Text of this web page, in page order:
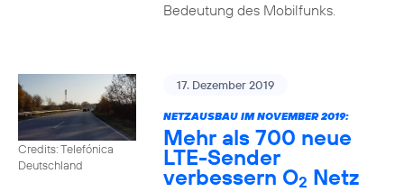
Bedeutung des Mobilfunks.
Credits: Telefónica
Deutschland
17. Dezember 2019
NETZAUSBAU IM NOVEMBER 2019:
Mehr als 700 neue
LTE-Sender
verbessern O2 Netz